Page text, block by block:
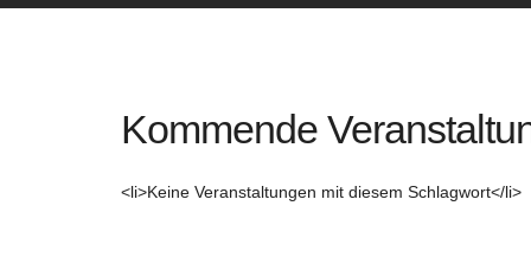
Kommende
<li>Keine Veranstaltungen mit diesem Schlagwort</li>